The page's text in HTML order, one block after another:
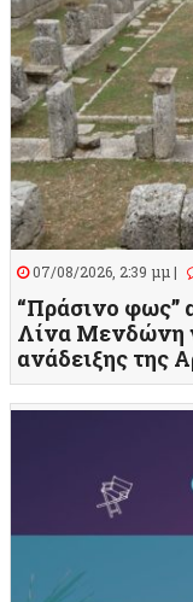
07/08/2026, 2:39 μμ |
“Πράσινο φως”
Λίνα Μενδώνη
ανάδειξης της